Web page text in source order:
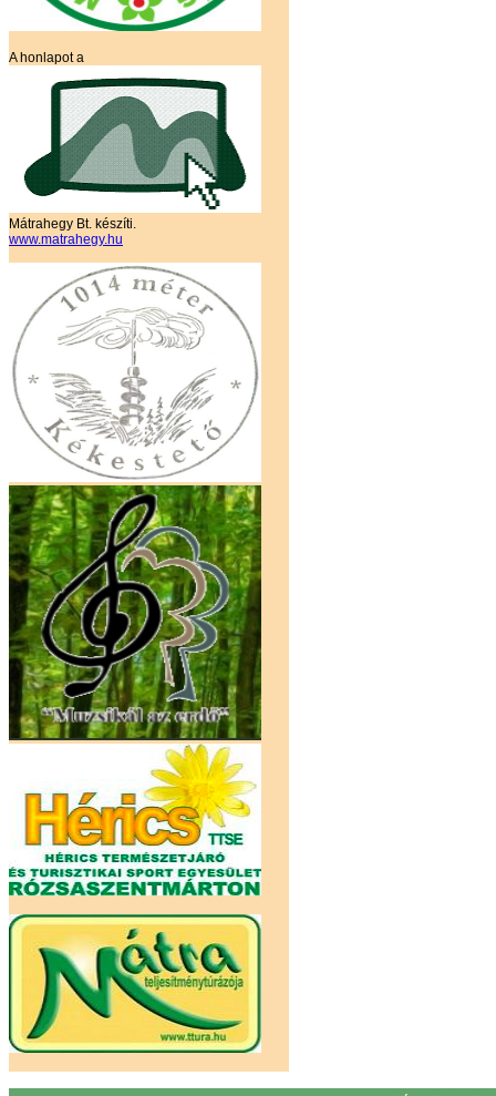
A honlapot a
Mátrahegy Bt. készíti.
www.matrahegy.hu